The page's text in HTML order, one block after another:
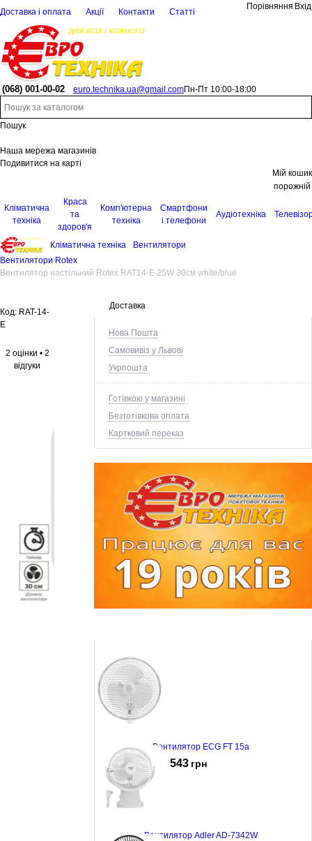
Доставка і оплата Акції Контакти Статті
Порівняння Вхід
(068) 001-00-02 euro.technika.ua@gmail.comПн-Пт 10:00-18:00
Пошук
Наша мережа магазинів
Подивитися на карті
Мій кошик
порожній
Кліматична
техніка
Краса
та
здоров'я
Комп'ютерна
техніка
Смартфони
і телефони
Аудіотехніка
Кліматична техніка
Вентилятори
Вентилятори Rotex
Вентилятор настільний Rotex RAT14-E 25W 30см white/blue
Доставка
Нова Пошта
Самовивіз у Львові
Укрпошта
Готівкою у магазині
Безготівкова оплата
Картковий переказ
Вентилятор ECG FT 15a
543 грн
Вентилятор Adler AD-7342W
Код: RAT-14-
E
2 оцінки • 2
відгуки